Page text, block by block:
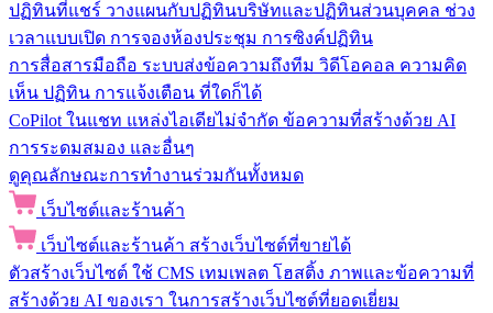
ปฏิทินที่แชร์ วางแผนกับปฏิทินบริษัทและปฏิทินส่วนบุคคล ช่วง
เวลาแบบเปิด การจองห้องประชุม การซิงค์ปฏิทิน
การสื่อสารมือถือ ระบบส่งข้อความถึงทีม วิดีโอคอล ความคิด
เห็น ปฏิทิน การแจ้งเตือน ที่ใดก็ได้
CoPilot ในแชท แหล่งไอเดียไม่จำกัด ข้อความที่สร้างด้วย AI
การระดมสมอง และอื่นๆ
ดูคุณลักษณะการทำงานร่วมกันทั้งหมด
เว็บไซต์และร้านค้า
เว็บไซต์และร้านค้า สร้างเว็บไซต์ที่ขายได้
ตัวสร้างเว็บไซต์ ใช้ CMS เทมเพลต โฮสติ้ง ภาพและข้อความที่
สร้างด้วย AI ของเรา ในการสร้างเว็บไซต์ที่ยอดเยี่ยม